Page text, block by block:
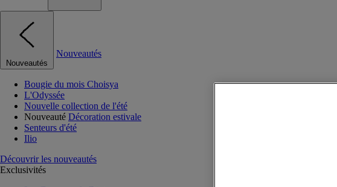
Nouveautés
Nouveautés
Bougie du mois Choisya
L'Odyssée
Nouvelle collection de l'été
Nouveauté Décoration estivale
Senteurs d'été
Ilio
Découvrir les nouveautés
Exclusivités